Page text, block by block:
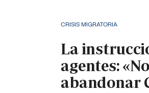
CRISIS MIGRATORIA
La
agentes:
abandonar